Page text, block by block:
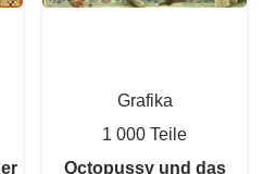
Grafika
1 000 Teile
Octopussy und das